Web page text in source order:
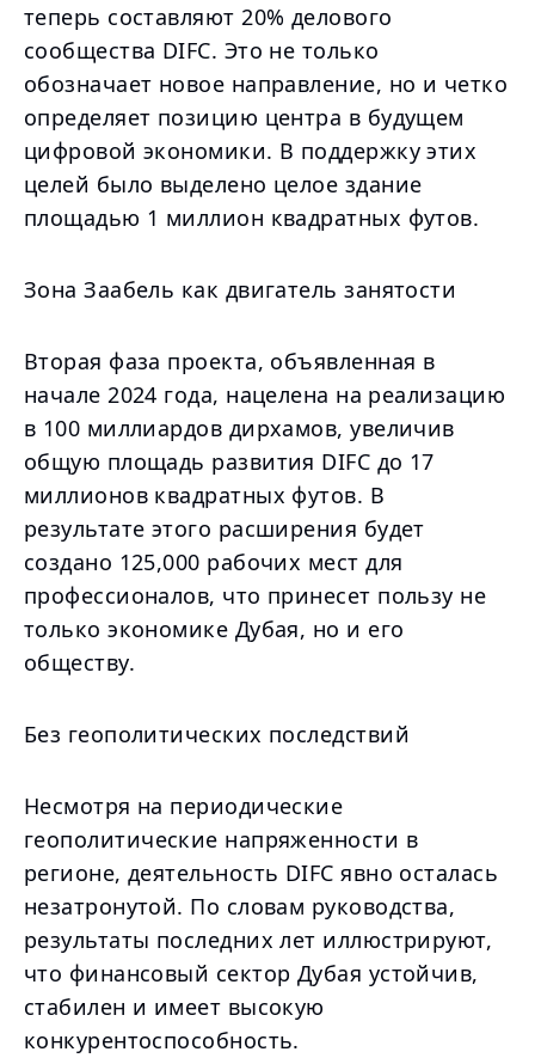
теперь составляют 20% делового
сообщества DIFC. Это не только
обозначает новое направление, но и четко
определяет позицию центра в будущем
цифровой экономики. В поддержку этих
целей было выделено целое здание
площадью 1 миллион квадратных футов.
Зона Заабель как двигатель занятости
Вторая фаза проекта, объявленная в
начале 2024 года, нацелена на реализацию
в 100 миллиардов дирхамов, увеличив
общую площадь развития DIFC до 17
миллионов квадратных футов. В
результате этого расширения будет
создано 125,000 рабочих мест для
профессионалов, что принесет пользу не
только экономике Дубая, но и его
обществу.
Без геополитических последствий
Несмотря на периодические
геополитические напряженности в
регионе, деятельность DIFC явно осталась
незатронутой. По словам руководства,
результаты последних лет иллюстрируют,
что финансовый сектор Дубая устойчив,
стабилен и имеет высокую
конкурентоспособность.